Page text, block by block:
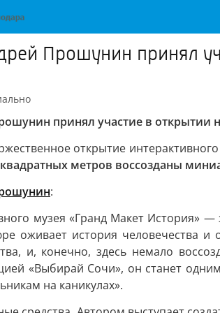
Прошунин принял
принял участие в открытии
открытие
метров воссозданы
:
музея «Гранд Макет История»
оживает история человечества
и, конечно, здесь немало
«Выбирай Сочи», он станет
на каникулах».